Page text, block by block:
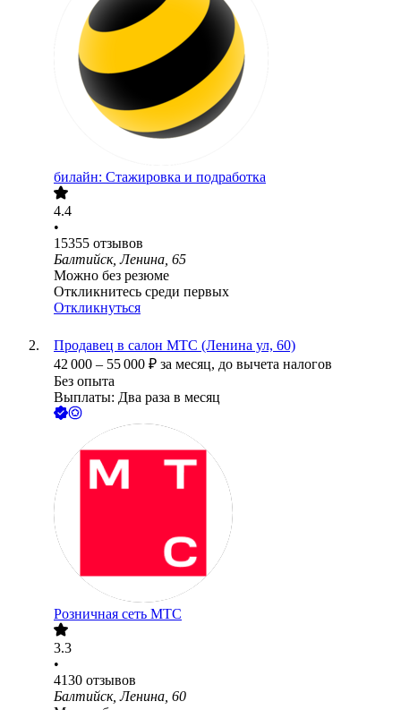
билайн: Стажировка и подработка
4.4
•
15355 отзывов
Балтийск, Ленина, 65
Можно без резюме
Откликнитесь среди первых
Откликнуться
Продавец в салон МТС (Ленина ул, 60)
42 000 – 55 000 ₽ за месяц, до вычета налогов
Без опыта
Выплаты: Два раза в месяц
Розничная сеть МТС
3.3
•
4130 отзывов
Балтийск, Ленина, 60